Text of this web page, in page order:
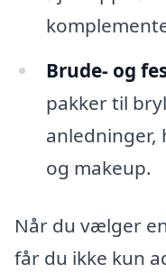
Brude- og
pakker til
anledninger,
og makeup.
Når du vælger
får du ikke kun